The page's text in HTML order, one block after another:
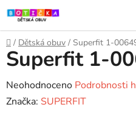
Přejít
na
obsah
Domů
/ Dětská obuv / Superfit 1-
Superfit 1-
Průměrné
hodnocení
Neohodnoceno Podrobnosti
Značka: SUPERFIT